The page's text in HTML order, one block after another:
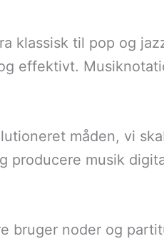
klassisk til pop og
effektivt.
måden, vi
producere musik
bruger noder og